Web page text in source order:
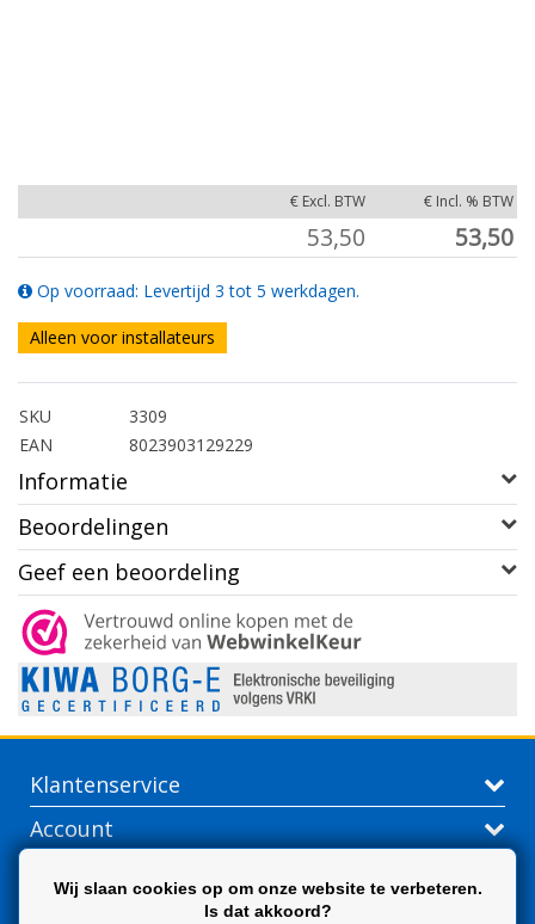
€ Excl. BTW € Incl. % BTW
53,50 53,50
Op voorraad: Levertijd 3 tot 5 werkdagen.
Alleen voor installateurs
SKU
3309
EAN
8023903129229
Informatie
Beoordelingen
Geef een beoordeling
Klantenservice
Account
Wij slaan cookies op om onze website te verbeteren.
Is dat akkoord?